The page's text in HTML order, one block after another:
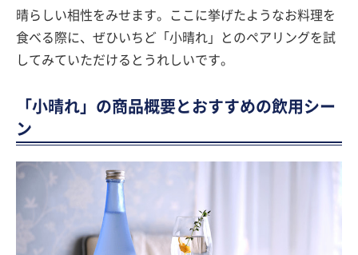
晴らしい相性をみせます。ここに挙げたようなお料理を
食べる際に、ぜひいちど「小晴れ」とのペアリングを試
してみていただけるとうれしいです。
「小晴れ」の商品概要とおすすめの飲用シー
ン